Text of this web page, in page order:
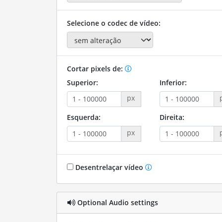
Selecione o codec de vídeo:
Cortar pixels de:
Superior:
px
Inferior:
Esquerda:
px
Direita:
Desentrelaçar vídeo
Optional Audio settings